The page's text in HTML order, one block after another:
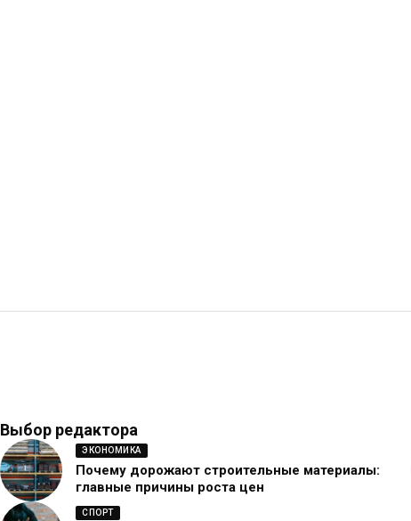
Выбор редактора
ЭКОНОМИКА
Почему дорожают строительные материалы:
главные причины роста цен
СПОРТ